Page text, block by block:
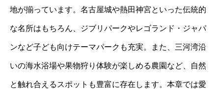
地が揃っています。名古屋城や熱田神宮といった伝統的
な名所はもちろん、ジブリパークやレゴランド・ジャパ
ンなど子ども向けテーマパークも充実。また、三河湾沿
いの海水浴場や果物狩り体験が楽しめる農園など、自然
と触れ合えるスポットも豊富に存在します。本章では愛